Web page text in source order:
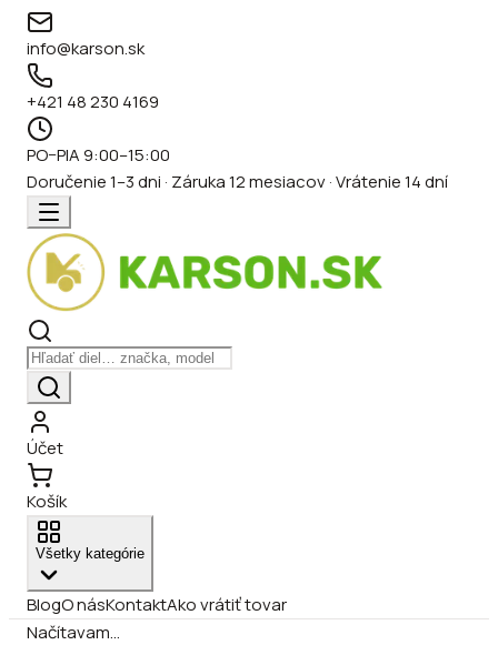
info@karson.sk
+421 48 230 4169
PO–PIA 9:00–15:00
Doručenie 1–3 dni · Záruka 12 mesiacov · Vrátenie 14 dní
Účet
Košík
Všetky kategórie
BlogO násKontaktAko vrátiť tovar
Načítavam…